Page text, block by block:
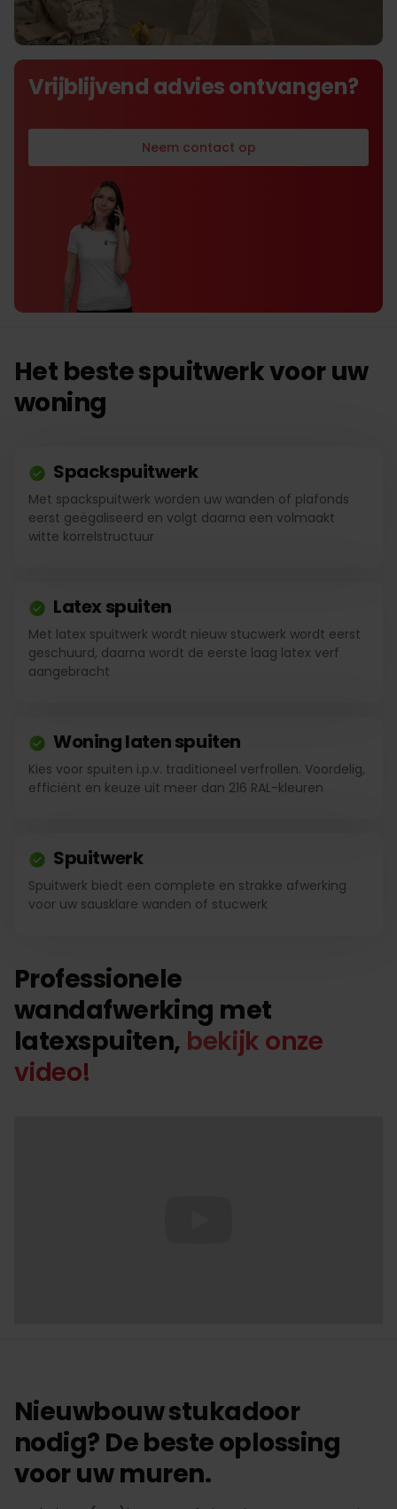
De beste prijs kwaliteit in
airlessverf- en spackspuiten
Vrijblijvend advies ontvangen?
Neem contact op
Het beste spuitwerk voor uw
woning
Spackspuitwerk
Met spackspuitwerk worden uw wanden of plafonds
eerst geëgaliseerd en volgt daarna een volmaakt
witte korrelstructuur
Latex spuiten
Met latex spuitwerk wordt nieuw stucwerk wordt eerst
geschuurd, daarna wordt de eerste laag latex verf
aangebracht
Woning laten spuiten
Kies voor spuiten i.p.v. traditioneel verfrollen. Voordelig,
efficiënt en keuze uit meer dan 216 RAL-kleuren
Spuitwerk
Spuitwerk biedt een complete en strakke afwerking
voor uw sausklare wanden of stucwerk
Professionele
wandafwerking met
latexspuiten, bekijk onze
video!
Nieuwbouw stukadoor
nodig? De beste oplossing
voor uw muren.